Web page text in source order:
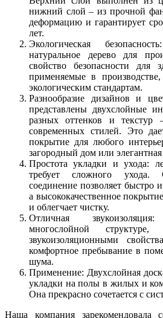
нижний слой – из прочной
деформацию и гарантирует
лет.
Экологическая
натуральное дерево для
свойство безопасности для
применяемые в производстве,
экологическим стандартам.
Разнообразие дизайнов и
представлены двухслойные
разных оттенков и
современных стилей. Это
покрытие для любого
загородный дом или элегантная
Простота укладки и ухода:
требует сложного ухода.
соединение позволяет быстро
а высококачественное
и облегчает чистку.
Отличная
многослойной структуре,
звукоизоляционными
комфортное пребывание в
шума.
Применение: Двухслойная
укладки на полы в жилых и
Она прекрасно сочетается с
Наша компания зарекомендовала